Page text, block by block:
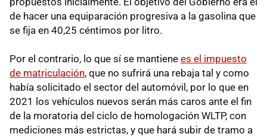
de hacer una equiparación progresiva a la gasolina que
se fija en 40,25 céntimos por litro.
Por el contrario, lo que sí se mantiene es el impuesto
de matriculación, que no sufrirá una rebaja tal y como
había solicitado el sector del automóvil, por lo que en
2021 los vehículos nuevos serán más caros ante el fin
de la moratoria del ciclo de homologación WLTP, con
mediciones más estrictas, y que hará subir de tramo a